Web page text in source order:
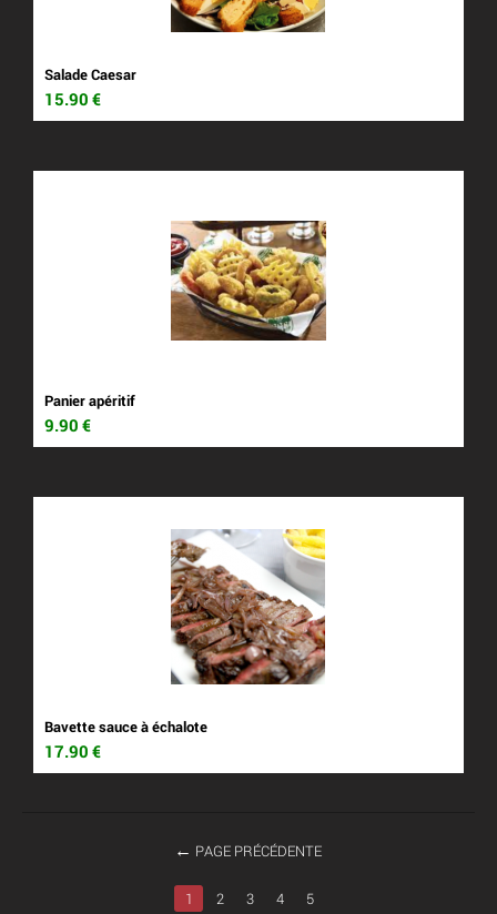
Salade Caesar
15.90 €
Panier apéritif
9.90 €
Bavette sauce à échalote
17.90 €
PAGE PRÉCÉDENTE
1 2 3 4 5